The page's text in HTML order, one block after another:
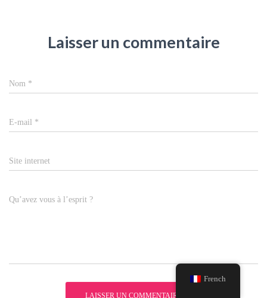
Laisser un commentaire
Nom *
E-mail *
Site internet
Qu’avez vous à l’esprit ?
French